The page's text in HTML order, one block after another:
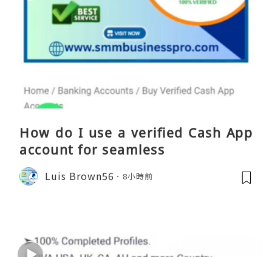
How do I use a verified Cash App
account for seamless
Luis Brown56 8小時前